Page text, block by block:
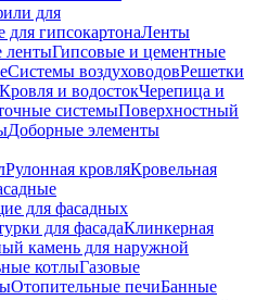
для
гипсокартонаЛенты
лентыГипсовые и цементные
Системы воздуховодовРешетки
Кровля и водостокЧерепица и
системыПоверхностный
Доборные элементы
Рулонная кровляКровельная
для фасадных
для фасадаКлинкерная
камень для наружной
котлыГазовые
Отопительные печиБанные